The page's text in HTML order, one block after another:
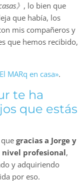
》 , lo bien que
que había, los
mis compañeros y
que hemos recibido,
MARq en casa».
te ha
que estás
gracias a Jorge y
nivel profesional,
y adquiriendo
por eso.